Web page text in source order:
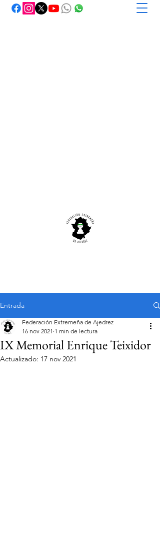
Entrada
IX Memorial Enrique Teixidor
Federación Extremeña de Ajedrez
16 nov 2021 1 min de lectura
Actualizado: 17 nov 2021